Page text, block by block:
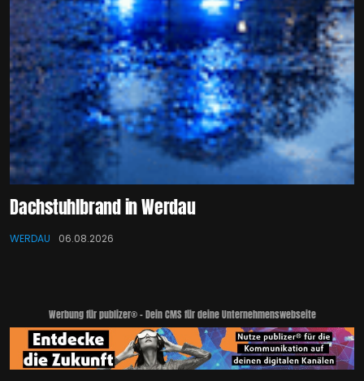
Dachstuhlbrand in Werdau
WERDAU 06.08.2026
Werbung für publizer® - Dein CMS für deine Unternehmenswebseite